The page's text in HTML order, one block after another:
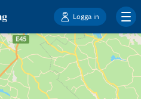
Logga in